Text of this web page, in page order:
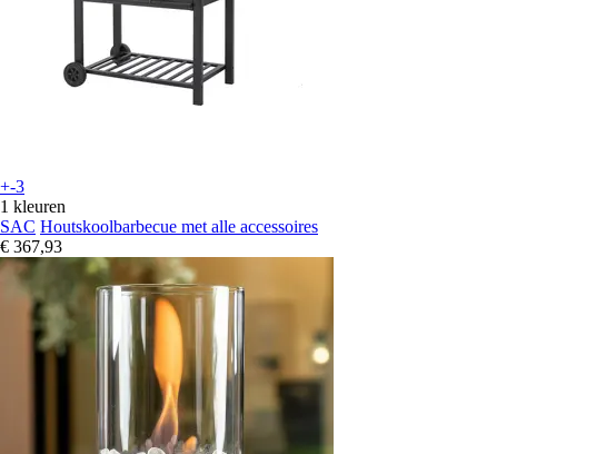
+-3
1 kleuren
SAC Houtskoolbarbecue met alle accessoires
€ 367,93